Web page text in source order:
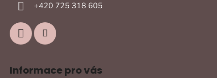
+420 725 318 605
Informace pro vás